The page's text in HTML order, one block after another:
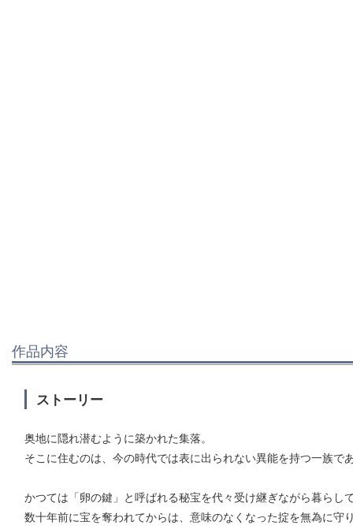
作品内容
ストーリー
奥地に隠れ潜むように築かれた集落。
そこに住むのは、今の時代では表に出られない異能を持つ一族で
かつては「卵の鍵」と呼ばれる秘宝を代々受け継ぎながら暮らし
数十年前に宝を奪われてからは、意味のなくなった掟を無為に守